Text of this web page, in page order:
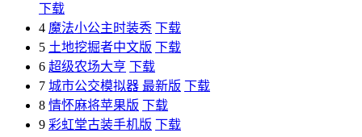
下载
4 魔法小公主时装秀 下载
5 土地挖掘者中文版 下载
6 超级农场大亨 下载
7 城市公交模拟器 最新版 下载
8 情怀麻将苹果版 下载
9 彩虹堂古装手机版 下载